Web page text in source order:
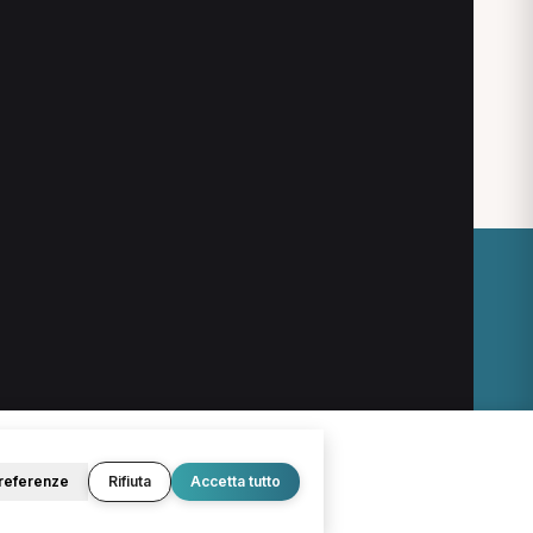
Rifiuta Accetta tutto